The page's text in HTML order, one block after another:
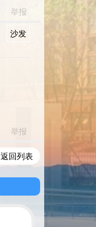
举报
沙发
举报
返回列表